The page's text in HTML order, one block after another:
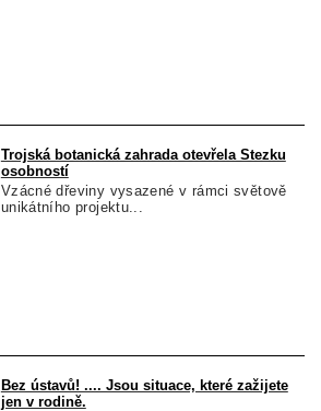
Trojská botanická zahrada otevřela Stezku
osobností
Vzácné dřeviny vysazené v rámci světově
unikátního projektu...
Bez ústavů! .... Jsou situace, které zažijete
jen v rodině.